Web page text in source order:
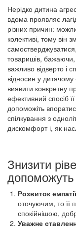
Нерідко дитина
вдома проявляє
різних причин:
колективі, тому він
товаришів,
важливо відверто і
відносин у
виявити конкретну
ефективний спосіб
допоможіть
спілкування з
дискомфорт і, як
Знизити
допоможуть
Розвиток
оточуючим, то її
спокійнішою,
Уважне